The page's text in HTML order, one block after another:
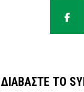
ΔΙΑΒΆΣΤΕ ΤΟ